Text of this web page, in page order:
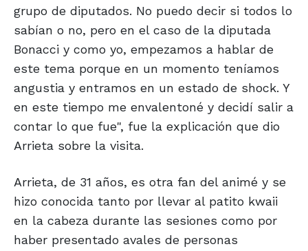
grupo de diputados. No puedo decir si todos lo
sabían o no, pero en el caso de la diputada
Bonacci y como yo, empezamos a hablar de
este tema porque en un momento teníamos
angustia y entramos en un estado de shock. Y
en este tiempo me envalentoné y decidí salir a
contar lo que fue", fue la explicación que dio
Arrieta sobre la visita.
Arrieta, de 31 años, es otra fan del animé y se
hizo conocida tanto por llevar al patito kwaii
en la cabeza durante las sesiones como por
haber presentado avales de personas